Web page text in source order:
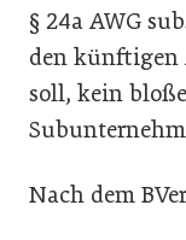
§ 24a AWG
den künftigen
soll, kein
Nach dem